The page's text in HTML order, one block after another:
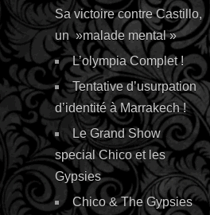
Sa victoire contre Castillo,
un »malade mental »
L’olympia Complet !
Tentative d’usurpation
d’identité à Marrakech !
Le Grand Show
special Chico et les
Gypsies
Chico & The Gypsies